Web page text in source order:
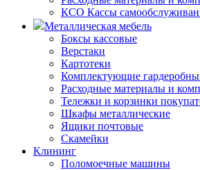
КСО Кассы
Металлическая мебель
Боксы кассовые
Верстаки
Картотеки
Комплектующие
Расходные материалы и
Тележки и корзинки
Шкафы металлические
Ящики почтовые
Скамейки
Клининг
Поломоечные машины